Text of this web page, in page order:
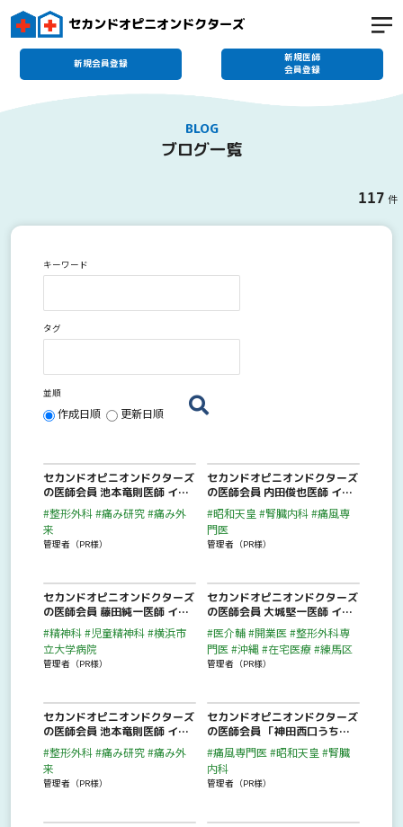
セカンドオピニオンドクターズ
新規会員登録
新規医師
会員登録
BLOG
ブログ一覧
117 件
キーワード
タグ
並順
作成日順 更新日順
セカンドオピニオンドクターズ
の医師会員 池本竜則医師 イン
タービュー動画「痛みとリウマ
チ専門の整形外科医が医師生活
の中でもっとも嬉しかった、あ
る患者さんからの一言と
#整形外科#痛み研究#痛み外
来
管理者（PR様）
セカンドオピニオンドクターズ
の医師会員 内田俊也医師 イン
タービュー動画「米国留学から
戻ると同時に、突然の断れない
辞令として、昭和天皇の侍医へ
の就任の経緯とは、また、それ
か？」 が公開されました。
#昭和天皇 #腎臓内科#痛風専
門医
管理者（PR様）
セカンドオピニオンドクターズ
の医師会員 藤田純一医師 イン
タービュー動画「日常的に行う
診療内容と、スケジュールを教
えてもらえますか？年齢層は何
歳くらいが多いのですか？」
#精神科#児童精神科#横浜市
立大学病院
管理者（PR様）
セカンドオピニオンドクターズ
の医師会員 大城堅一医師 イン
タービュー動画「沖縄で在宅医
療を始た理由と24時間態勢を
作るため必要な事とは？医師の
働き方改革とセカンドオピニオ
た。
#医介輔#開業医 #整形外科専
門医 #沖縄 #在宅医療#練馬区
管理者（PR様）
セカンドオピニオンドクターズ
の医師会員 池本竜則医師 イン
タービュー動画「整形外科医
が“痛み”の治療・研究に特化し
たきっかけとは？痛みは定量化
できる？！」 が公開されまし
#整形外科#痛み研究#痛み外
来
管理者（PR様）
セカンドオピニオンドクターズ
の医師会員 「神田西口うちだ
内科・内田院長のインタービュ
ー動画」 が公開されました。
#痛風専門医 #昭和天皇 #腎臓
内科
管理者（PR様）